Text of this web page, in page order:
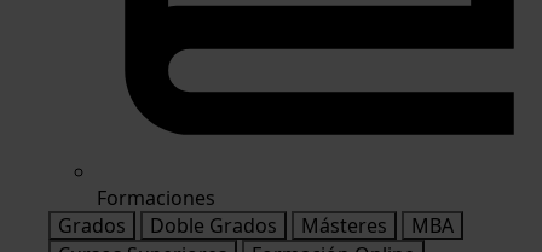
Formaciones
Grados
Doble Grados Másteres
MBA